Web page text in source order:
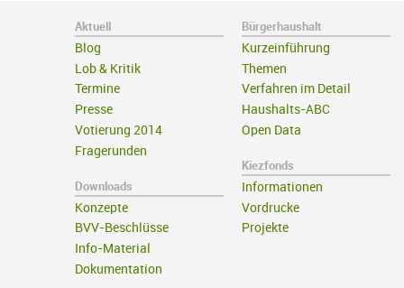
Aktuell
Blog
Lob & Kritik
Termine
Presse
Votierung 2014
Fragerunden
Downloads
Konzepte
BVV-Beschlüsse
Info-Material
Dokumentation
Bürgerhaushalt
Kurzeinführung
Themen
Verfahren im Detail
Haushalts-ABC
Open Data
Kiezfonds
Informationen
Vordrucke
Projekte